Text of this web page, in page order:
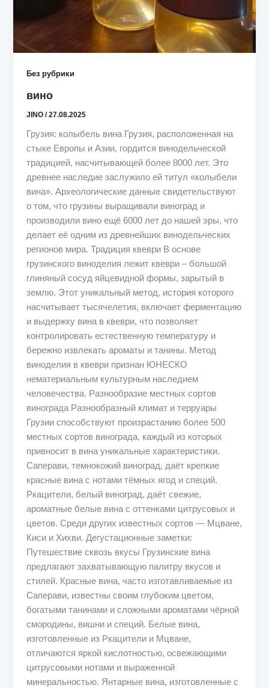
Без рубрики
вино
JINO/27.08.2025
Грузия: колыбель вина Грузия, расположенная на
стыке Европы и Азии, гордится винодельческой
традицией, насчитывающей более 8000 лет. Это
древнее наследие заслужило ей титул «колыбели
вина». Археологические данные свидетельствуют
о том, что грузины выращивали виноград и
производили вино ещё 6000 лет до нашей эры, что
делает её одним из древнейших винодельческих
регионов мира. Традиция квеври В основе
грузинского виноделия лежит квеври – большой
глиняный сосуд яйцевидной формы, зарытый в
землю. Этот уникальный метод, история которого
насчитывает тысячелетия, включает ферментацию
и выдержку вина в квеври, что позволяет
контролировать естественную температуру и
бережно извлекать ароматы и танины. Метод
виноделия в квеври признан ЮНЕСКО
нематериальным культурным наследием
человечества. Разнообразие местных сортов
винограда Разнообразный климат и терруары
Грузии способствуют произрастанию более 500
местных сортов винограда, каждый из которых
привносит в вина уникальные характеристики.
Саперави, темнокожий виноград, даёт крепкие
красные вина с нотами тёмных ягод и специй.
Ркацители, белый виноград, даёт свежие,
ароматные белые вина с оттенками цитрусовых и
цветов. Среди других известных сортов — Мцване,
Киси и Хихви. Дегустационные заметки:
Путешествие сквозь вкусы Грузинские вина
предлагают захватывающую палитру вкусов и
стилей. Красные вина, часто изготавливаемые из
Саперави, известны своим глубоким цветом,
богатыми танинами и сложными ароматами чёрной
смородины, вишни и специй. Белые вина,
изготовленные из Ркацители и Мцване,
отличаются яркой кислотностью, освежающими
цитрусовыми нотами и выраженной
минеральностью. Янтарные вина, изготовленные с